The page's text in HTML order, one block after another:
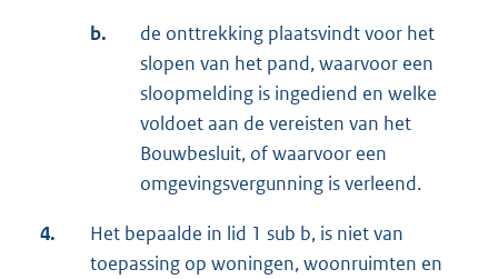
b.
de onttrekking plaatsvindt voor het
slopen van het pand, waarvoor een
sloopmelding is ingediend en welke
voldoet aan de vereisten van het
Bouwbesluit, of waarvoor een
omgevingsvergunning is verleend.
4.
Het bepaalde in lid 1 sub b, is niet van
toepassing op woningen, woonruimten en